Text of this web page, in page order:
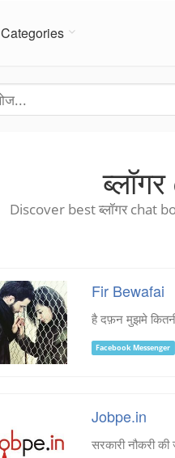
Categories
Discover best ब्लॉगर chat
Fir Bewafai
है दफ़न मुझमे
Facebook Messenger
Jobpe.in
सरकारी नौकरी की